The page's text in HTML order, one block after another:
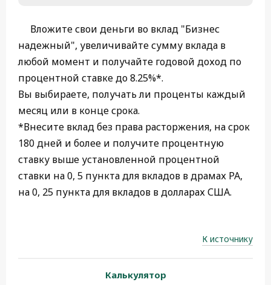
Вложите свои деньги во вклад "Бизнес
надежный", увеличивайте сумму вклада в
любой момент и получайте годовой доход по
процентной ставке до 8.25%*.
Вы выбираете, получать ли проценты каждый
месяц или в конце срока.
*Внесите вклад без права расторжения, на срок
180 дней и более и получите процентную
ставку выше установленной процентной
ставки на 0, 5 пункта для вкладов в драмах РА,
на 0, 25 пункта для вкладов в долларах США.
К источнику
Калькулятор